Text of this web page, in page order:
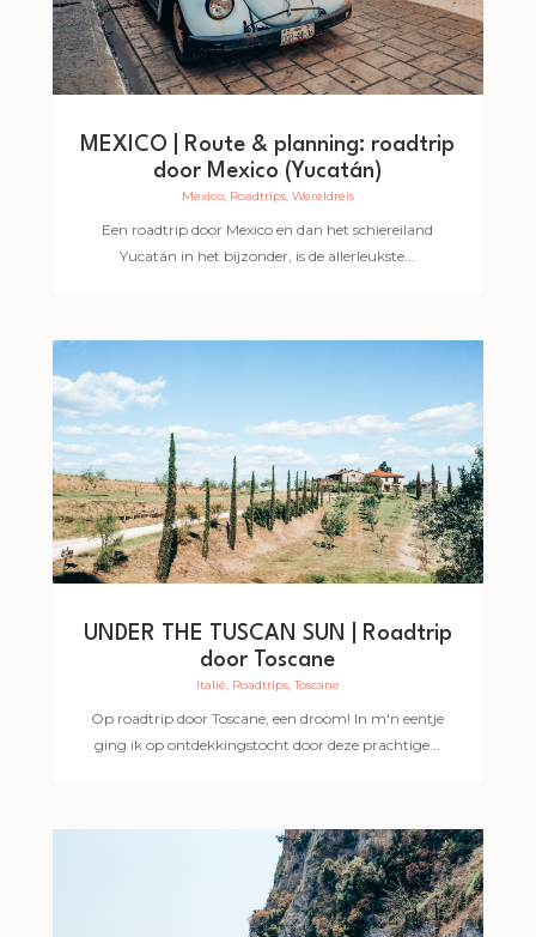
MEXICO | Route & planning: roadtrip
door Mexico (Yucatán)
Mexico, Roadtrips, Wereldreis
Een roadtrip door Mexico en dan het schiereiland
Yucatán in het bijzonder, is de allerleukste...
UNDER THE TUSCAN SUN | Roadtrip
door Toscane
Italië Roadtrips,Toscane
Op roadtrip door Toscane, een droom! In m'n eentje
ging ik op ontdekkingstocht door deze prachtige...